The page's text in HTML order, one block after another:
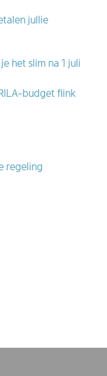
jullie
het slim na 1 juli
budget flink
regeling